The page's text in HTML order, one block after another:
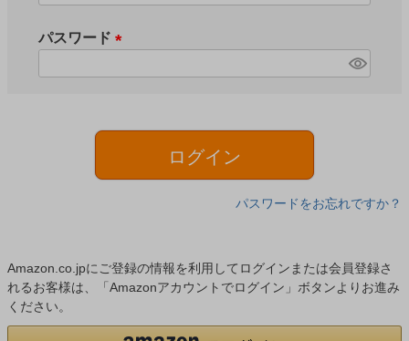
パスワード
)
ログイン
パスワードをお忘れですか？
Amazon.co.jpにご登録の情報を利用してログインまたは会員登録さ
れるお客様は、「Amazonアカウントでログイン」ボタンよりお進み
ください。